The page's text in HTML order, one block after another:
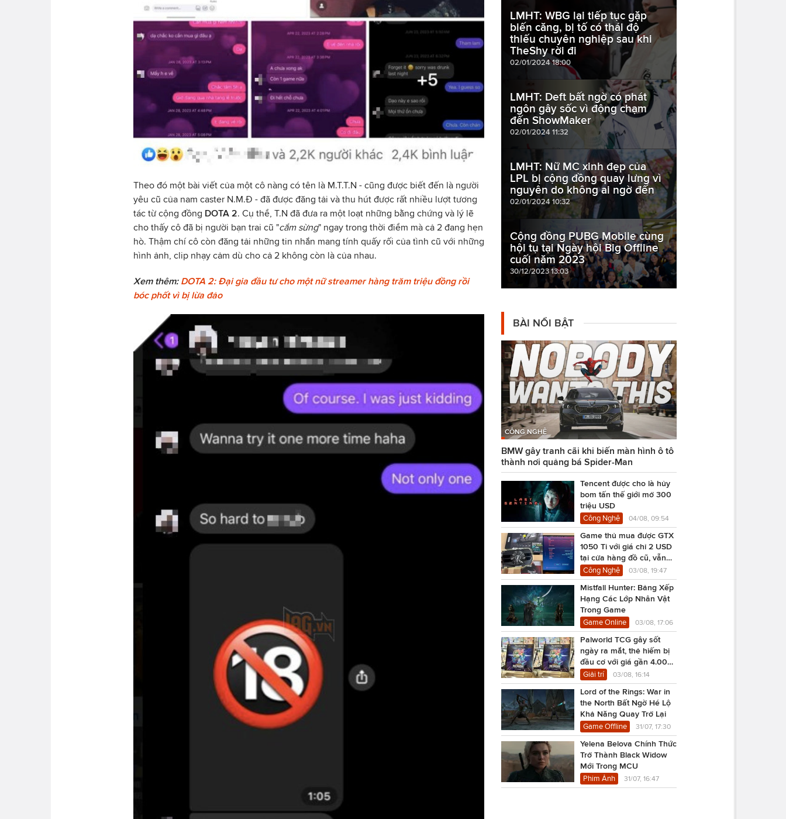
Theo đó một bài viết của một cô nàng có tên là M.T.T.N - cũng được biết đến là người
yêu cũ của nam caster N.M.Đ - đã được đăng tải và thu hút được rất nhiều lượt tương
tác từ cộng đồng DOTA 2. Cụ thể, T.N đã đưa ra một loạt những bằng chứng và lý lẽ
cho thấy cô đã bị người bạn trai cũ "cắm sừng" ngay trong thời điểm mà cả 2 đang hẹn
hò. Thậm chí cô còn đăng tải những tin nhắn mang tính quấy rối của tình cũ với những
hình ảnh, clip nhạy cảm dù cho cả 2 không còn là của nhau.
Xem thêm: DOTA 2: Đại gia đầu tư cho một nữ streamer hàng trăm triệu đồng rồi
bóc phốt vì bị lừa đảo
LMHT: WBG lại tiếp tục gặp
biến căng, bị tố có thái độ
thiếu chuyên nghiệp sau khi
TheShy rời đi
02/01/2024 18:00
LMHT: Deft bất ngờ có phát
ngôn gây sốc vì động chạm
đến ShowMaker
02/01/2024 11:32
LMHT: Nữ MC xinh đẹp của
LPL bị cộng đồng quay lưng vì
nguyên do không ai ngờ đến
02/01/2024 10:32
Cộng đồng PUBG Mobile cùng
hội tụ tại Ngày hội Big Offline
cuối năm 2023
30/12/2023 13:03
BÀI NỔI BẬT
CÔNG NGHỆ
BMW gây tranh cãi khi biến màn hình ô tô
thành nơi quảng bá Spider-Man
Tencent được cho là hủy
bom tấn thế giới mở 300
triệu USD
Công Nghệ 04/08, 09:54
Game thủ mua được GTX
1050 Ti với giá chỉ 2 USD
tại cửa hàng đồ cũ, vẫn
chạy Cyberpunk 2077
Công Nghệ 03/08, 19:47
Mistfall Hunter: Bảng Xếp
Hạng Các Lớp Nhân Vật
Trong Game
Game Online 03/08, 17:06
Palworld TCG gây sốt
ngày ra mắt, thẻ hiếm bị
đầu cơ với giá gần 4.000
USD
Giải trí 03/08, 16:14
Lord of the Rings: War in
the North Bất Ngờ Hé Lộ
Khả Năng Quay Trở Lại
Game Offline 31/07, 17:30
Yelena Belova Chính Thức
Trở Thành Black Widow
Mới Trong MCU
Phim Ảnh 31/07, 16:47